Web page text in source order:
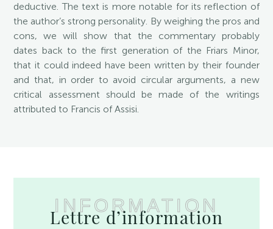
deductive. The text is more notable for its reflection of
the author’s strong personality. By weighing the pros and
cons, we will show that the commentary probably
dates back to the first generation of the Friars Minor,
that it could indeed have been written by their founder
and that, in order to avoid circular arguments, a new
critical assessment should be made of the writings
attributed to Francis of Assisi.
INFORMATION
Lettre d’information